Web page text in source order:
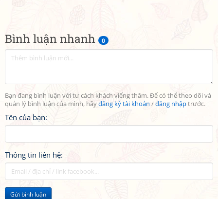
Bình luận nhanh 0
Bạn đang bình luận với tư cách khách viếng thăm. Để có thể theo dõi và
quản lý bình luận của mình, hãyđăng ký tài khoản /đăng nhậptrước.
Tên của bạn:
Thông tin liên hệ:
Gửi bình luận